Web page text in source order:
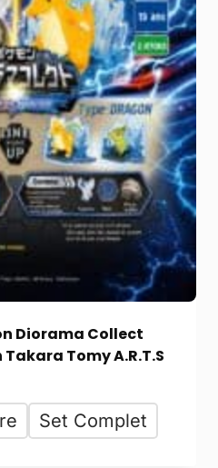
Diorama Collect
Tomy A.R.T.S
Set Complet